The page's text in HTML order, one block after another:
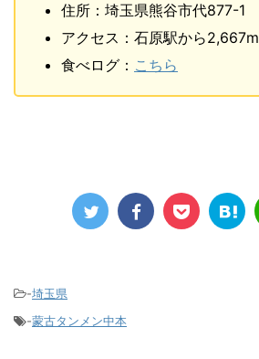
住所：埼玉県熊谷市代877-1
アクセス：石原駅から2,667m
食べログ： こちら
-埼玉県
-蒙古タンメン中本